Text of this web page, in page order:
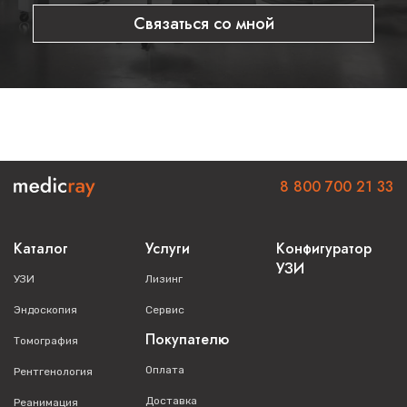
Связаться со мной
Каталог
УЗИ
Эндоскопия
Томография
Рентгенология
Реанимация
Услуги
Лизинг
Сервис
Покупателю
Оплата
Доставка
Конфигуратор
УЗИ
8 800 700 21 33